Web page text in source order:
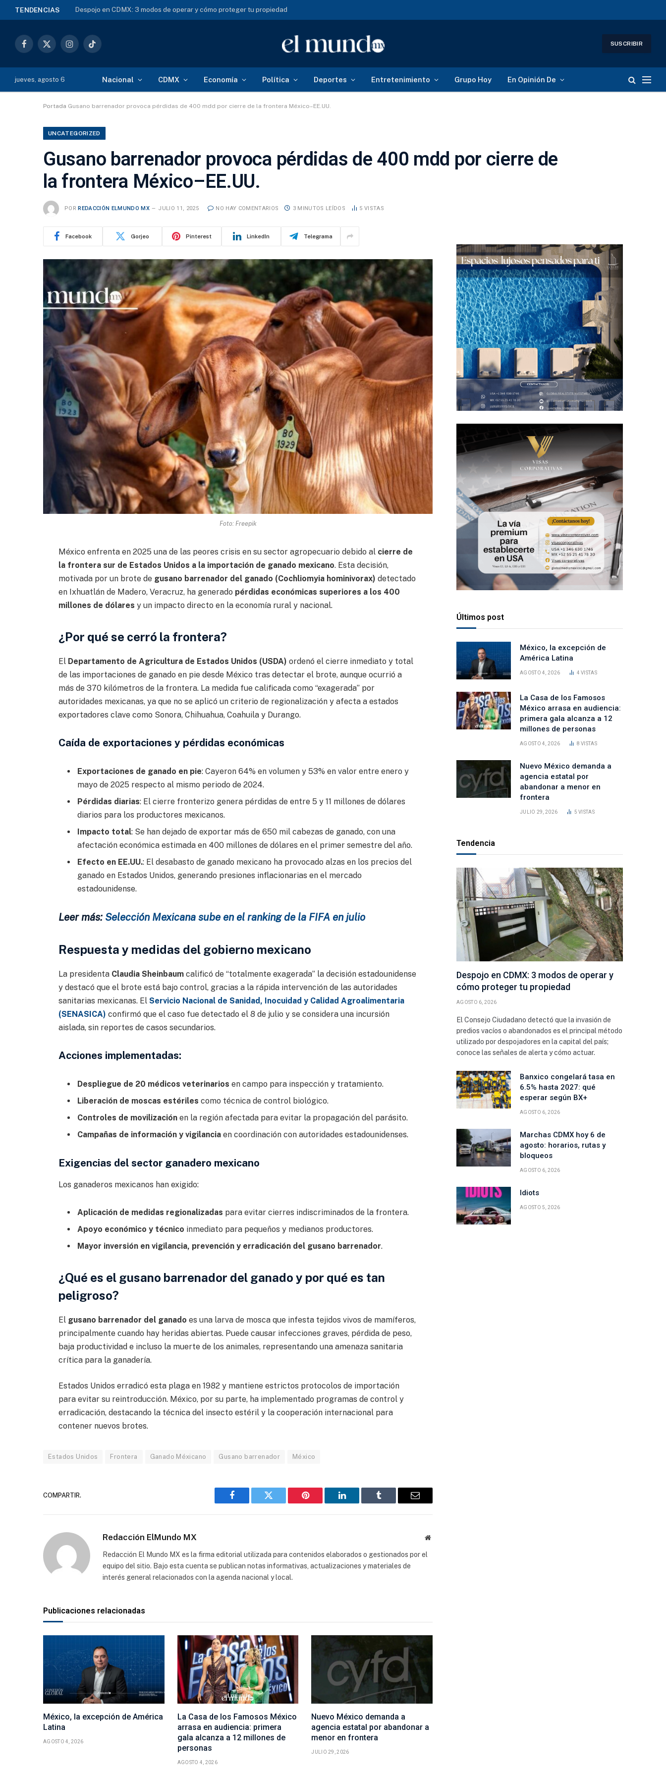
TENDENCIAS Despojo en CDMX: 3 modos de operar y cómo proteger tu propiedad
Facebook
X
InstagramTikTok
SUSCRIBIR
jueves, agosto 6 Nacional CDMX Economía Política Deportes Entretenimiento Grupo Hoy En Opinión De
Portada Gusano barrenador provoca pérdidas de 400 mdd por cierre de la frontera México–EE.UU.
UNCATEGORIZED
Gusano barrenador provoca pérdidas de 400 mdd por cierre de
la frontera México–EE.UU.
POR REDACCIÓN ELMUNDO MX JULIO 11, 2025 NO HAY COMENTARIOS 3 MINUTOS LEÍDOS 5 VISTAS
Facebook Gorjeo Pinterest LinkedIn Telegrama
Foto: Freepik
México enfrenta en 2025 una de las peores crisis en su sector agropecuario debido al cierre de
la frontera sur de Estados Unidos a la importación de ganado mexicano. Esta decisión,
motivada por un brote de gusano barrenador del ganado (Cochliomyia hominivorax) detectado
en Ixhuatlán de Madero, Veracruz, ha generado pérdidas económicas superiores a los 400
millones de dólares y un impacto directo en la economía rural y nacional.
¿Por qué se cerró la frontera?
El Departamento de Agricultura de Estados Unidos (USDA) ordenó el cierre inmediato y total
de las importaciones de ganado en pie desde México tras detectar el brote, aunque ocurrió a
más de 370 kilómetros de la frontera. La medida fue calificada como “exagerada” por
autoridades mexicanas, ya que no se aplicó un criterio de regionalización y afecta a estados
exportadores clave como Sonora, Chihuahua, Coahuila y Durango.
Caída de exportaciones y pérdidas económicas
Exportaciones de ganado en pie: Cayeron 64% en volumen y 53% en valor entre enero y
mayo de 2025 respecto al mismo periodo de 2024.
Pérdidas diarias: El cierre fronterizo genera pérdidas de entre 5 y 11 millones de dólares
diarios para los productores mexicanos.
Impacto total: Se han dejado de exportar más de 650 mil cabezas de ganado, con una
afectación económica estimada en 400 millones de dólares en el primer semestre del año.
Efecto en EE.UU.: El desabasto de ganado mexicano ha provocado alzas en los precios del
ganado en Estados Unidos, generando presiones inflacionarias en el mercado
estadounidense.
Leer más: Selección Mexicana sube en el ranking de la FIFA en julio
Respuesta y medidas del gobierno mexicano
La presidenta Claudia Sheinbaumcalificó de “totalmente exagerada” la decisión estadounidense
y destacó que el brote está bajo control, gracias a la rápida intervención de las autoridades
sanitarias mexicanas. El Servicio Nacional de Sanidad, Inocuidad y Calidad Agroalimentaria
(SENASICA) confirmó que el caso fue detectado el 8 de julio y se considera una incursión
aislada, sin reportes de casos secundarios.
Acciones implementadas:
Despliegue de 20 médicos veterinarios en campo para inspección y tratamiento.
Liberación de moscas estériles como técnica de control biológico.
Controles de movilizaciónen la región afectada para evitar la propagación del parásito.
Campañas de información y vigilanciaen coordinación con autoridades estadounidenses.
Exigencias del sector ganadero mexicano
Los ganaderos mexicanos han exigido:
Aplicación de medidas regionalizadas para evitar cierres indiscriminados de la frontera.
Apoyo económico y técnico inmediato para pequeños y medianos productores.
Mayor inversión en vigilancia, prevención y erradicación del gusano barrenador.
¿Qué es el gusano barrenador del ganado y por qué es tan
peligroso?
El gusano barrenador del ganado es una larva de mosca que infesta tejidos vivos de mamíferos,
principalmente cuando hay heridas abiertas. Puede causar infecciones graves, pérdida de peso,
baja productividad e incluso la muerte de los animales, representando una amenaza sanitaria
crítica para la ganadería.
Estados Unidos erradicó esta plaga en 1982 y mantiene estrictos protocolos de importación
para evitar su reintroducción. México, por su parte, ha implementado programas de control y
erradicación, destacando la técnica del insecto estéril y la cooperación internacional para
contener nuevos brotes.
Estados Unidos Frontera Ganado Méxicano Gusano barrenador México
COMPARTIR.
Facebook Gorjeo Pinterest LinkedIn Tumblr
Correo
Redacción ElMundo MX
Sitio
Redacción El Mundo MX es la firma editorial utilizada para contenidos elaborados o gestionados por el
equipo del sitio. Bajo esta cuenta se publican notas informativas, actualizaciones y materiales de
interés general relacionados con la agenda nacional y local.
Publicaciones relacionadas
México, la excepción de América
Latina
AGOSTO 4, 2026
La Casa de los Famosos México
arrasa en audiencia: primera
gala alcanza a 12 millones de
personas
AGOSTO 4, 2026
Nuevo México demanda a
agencia estatal por abandonar a
menor en frontera
JULIO 29, 2026
Últimos post
México, la excepción de
América Latina
AGOSTO 4, 2026 4VISTAS
La Casa de los Famosos
México arrasa en audiencia:
primera gala alcanza a 12
millones de personas
AGOSTO 4, 2026 8VISTAS
Nuevo México demanda a
agencia estatal por
abandonar a menor en
frontera
JULIO 29, 2026 5VISTAS
Tendencia
Despojo en CDMX: 3 modos de operar y
cómo proteger tu propiedad
AGOSTO 6, 2026
El Consejo Ciudadano detectó que la invasión de
predios vacíos o abandonados es el principal método
utilizado por despojadores en la capital del país;
conoce las señales de alerta y cómo actuar.
Banxico congelará tasa en
6.5% hasta 2027: qué
esperar según BX+
AGOSTO 6, 2026
Marchas CDMX hoy 6 de
agosto: horarios, rutas y
bloqueos
AGOSTO 6, 2026
Idiots
AGOSTO 5, 2026